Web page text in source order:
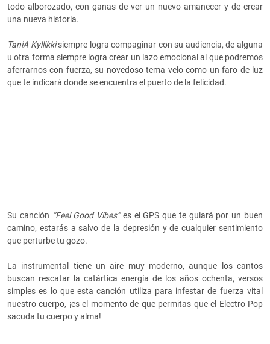
todo alborozado, con ganas de ver un nuevo amanecer y de crear
una nueva historia.
TaniA Kyllikkisiempre logra compaginar con su audiencia, de alguna
u otra forma siempre logra crear un lazo emocional al que podremos
aferrarnos con fuerza, su novedoso tema velo como un faro de luz
que te indicará donde se encuentra el puerto de la felicidad.
Su canción “Feel Good Vibes”es el GPS que te guiará por un buen
camino, estarás a salvo de la depresión y de cualquier sentimiento
que perturbe tu gozo.
La instrumental tiene un aire muy moderno, aunque los cantos
buscan rescatar la catártica energía de los años ochenta, versos
simples es lo que esta canción utiliza para infestar de fuerza vital
nuestro cuerpo, ¡es el momento de que permitas que el Electro Pop
sacuda tu cuerpo y alma!